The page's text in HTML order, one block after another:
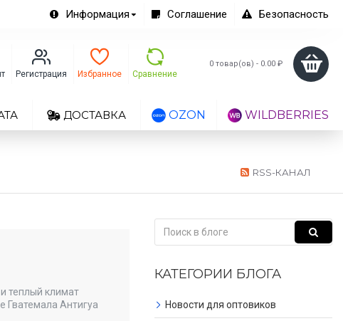
Информация Соглашение Безопасность
Регистрация Избранное Сравнение
0 товар(ов) - 0.00 ₽
ДОСТАВКА OZON WILDBERRIES
RSS-КАНАЛ
теплый климат
Гватемала Антигуа
КАТЕГОРИИ БЛОГА
Новости для оптовиков